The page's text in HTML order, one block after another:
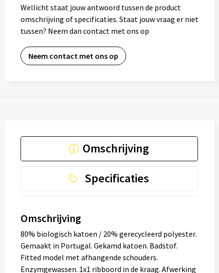
Wellicht staat jouw antwoord tussen de product
omschrijving of specificaties. Staat jouw vraag er niet
tussen? Neem dan contact met ons op
Neem contact met ons op
Omschrijving
Specificaties
Omschrijving
80% biologisch katoen / 20% gerecycleerd polyester.
Gemaakt in Portugal. Gekamd katoen. Badstof.
Fitted model met afhangende schouders.
Enzymgewassen. 1x1 ribboord in de kraag. Afwerking